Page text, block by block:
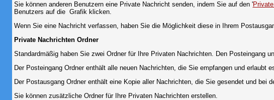
Sie können anderen Benutzern eine Private Nachricht senden, indem Sie auf den '
Benutzers auf die Grafik klicken.
Wenn Sie eine Nachricht verfassen, haben Sie die Möglichkeit diese in Ihrem
Private Nachrichten Ordner
Standardmäßig haben Sie zwei Ordner für Ihre Privaten Nachrichten. Den Posteingang
Der Posteingang Ordner enthält alle neuen Nachrichten, die Sie empfangen und
Der Postausgang Ordner enthält eine Kopie aller Nachrichten, die Sie gesendet und
Sie können zusätzliche Ordner für Ihre Privaten Nachrichten erstellen.